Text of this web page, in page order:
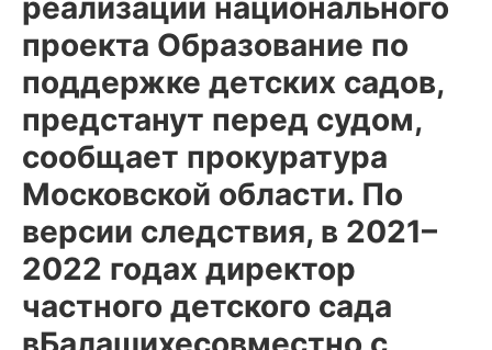
проекта Образование по
поддержке детских садов,
предстанут перед судом,
сообщает прокуратура
Московской области. По
версии следствия, в 2021–
2022 годах директор
частного детского сада